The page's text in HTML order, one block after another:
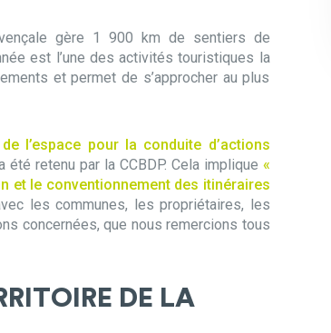
gère 1 900 km de sentiers de
est l’une des activités touristiques la
et permet de s’approcher au plus
l’espace pour la conduite d’actions
été retenu par la CCBDP. Cela implique «
et le conventionnement des itinéraires
les communes, les propriétaires, les
concernées, que nous remercions tous
DE LA